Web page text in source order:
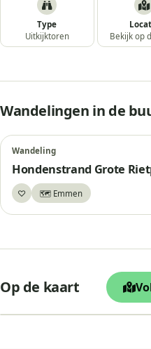
Type
Uitkijktoren
Bekijk op
Wandelingen in de
Wandeling
Hondenstrand Grote
♡Bewaar🗺️ Emmen
Op de kaart
−